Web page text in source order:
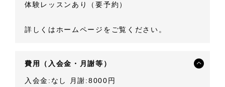
体験レッスンあり（要予約）
詳しくはホームページをご覧ください。
費用（入会金・月謝等）
入会金:なし 月謝:8000円